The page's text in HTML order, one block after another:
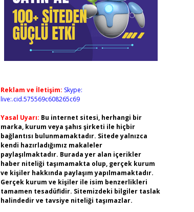
Reklam ve İletişim: Skype:
live:.cid.575569c608265c69
Yasal Uyarı: Bu internet sitesi, herhangi bir
marka, kurum veya şahıs şirketi ile hiçbir
bağlantısı bulunmamaktadır. Sitede yalnızca
kendi hazırladığımız makaleler
paylaşılmaktadır. Burada yer alan içerikler
haber niteliği taşımamakta olup, gerçek kurum
ve kişiler hakkında paylaşım yapılmamaktadır.
Gerçek kurum ve kişiler ile isim benzerlikleri
tamamen tesadüfidir. Sitemizdeki bilgiler taslak
halindedir ve tavsiye niteliği taşımazlar.